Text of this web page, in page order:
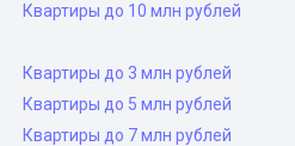
Квартиры до 10 млн рублей
Квартиры до 3 млн рублей
Квартиры до 5 млн рублей
Квартиры до 7 млн рублей